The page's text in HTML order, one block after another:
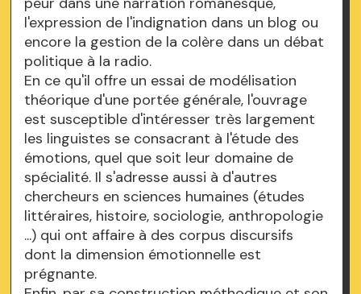
l'expression de l'indignation dans un blog ou
encore la gestion de la colère dans un débat
politique à la radio.
En ce qu'il offre un essai de modélisation
théorique d'une portée générale, l'ouvrage
est susceptible d'intéresser très largement
les linguistes se consacrant à l'étude des
émotions, quel que soit leur domaine de
spécialité. Il s'adresse aussi à d'autres
chercheurs en sciences humaines (études
littéraires, histoire, sociologie, anthropologie
...) qui ont affaire à des corpus discursifs
dont la dimension émotionnelle est
prégnante.